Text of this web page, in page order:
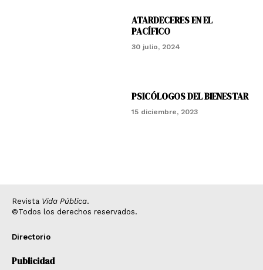
ATARDECERES EN EL
PACÍFICO
30 julio, 2024
PSICÓLOGOS DEL BIENESTAR
15 diciembre, 2023
Revista Vida Pública.
©Todos los derechos reservados.
Directorio
Publicidad